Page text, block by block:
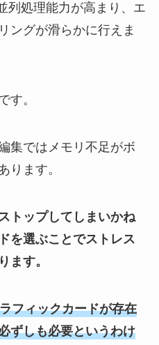
列処理能力が高まり、エ
ングが滑らかに行えま
す。
集ではメモリ不足がボ
ります。
トップしてしまいかね
を選ぶことでストレス
ます。
フィックカードが存在
ずしも必要というわけ